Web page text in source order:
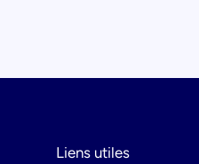
Liens utiles